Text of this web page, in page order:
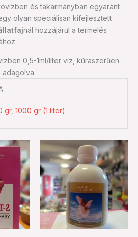
és takarmányban egyaránt
olyan speciálisan kifejlesztett
nál hozzájárul a termelés
0,5-1ml/liter víz, kúraszerűen
adagolva.
gr, 1000 gr (1 liter)